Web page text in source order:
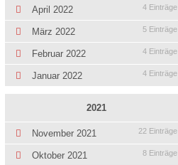
April 2022 4 Einträge
März 2022 5 Einträge
Februar 2022 4 Einträge
Januar 2022 4 Einträge
2021
November 2021 22 Einträge
Oktober 2021 8 Einträge